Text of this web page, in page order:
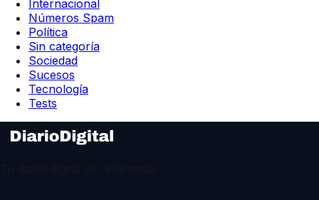
Internacional
Números Spam
Política
Sin categoría
Sociedad
Sucesos
Tecnología
Tests